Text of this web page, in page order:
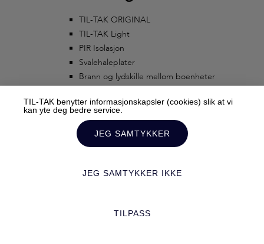
TIL-TAK ORIGINAL
TIL-TAK Light
PIR Isolasjon
Svalehaleplater
Brann og lydskille mellom boenheter
© 2020 TIL-TAK AS ALL RIGHTS RESERVED TERMS AND CONDITIONS
TIL-TAK benytter informasjonskapsler (cookies) slik at vi
kan yte deg bedre service.
JEG SAMTYKKER
JEG SAMTYKKER IKKE
TILPASS